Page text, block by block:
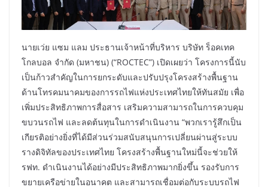
นายเว่ย แซม แลม ประธานเจ้าหน้าที่บริหาร บริษัท ร็อคเทค
โกลบอล จำกัด (มหาชน) (“ROCTEC”) เปิดเผยว่า โครงการนี้นับ
เป็นก้าวสำคัญในการยกระดับและปรับปรุงโครงสร้างพื้นฐาน
ด้านโทรคมนาคมของการรถไฟแห่งประเทศไทยให้ทันสมัย เพื่อ
เพิ่มประสิทธิภาพการสื่อสาร เสริมความสามารถในการควบคุม
ขบวนรถไฟ และลดต้นทุนในการดำเนินงาน “พวกเรารู้สึกเป็น
เกียรติอย่างยิ่งที่ได้มีส่วนร่วมสนับสนุนการเปลี่ยนผ่านสู่ระบบ
รางดิจิทัลของประเทศไทย โครงสร้างพื้นฐานใหม่นี้จะช่วยให้
รฟท. ดำเนินงานได้อย่างมีประสิทธิภาพมากยิ่งขึ้น รองรับการ
ขยายเครือข่ายในอนาคต และสามารถเชื่อมต่อกับระบบรถไฟ